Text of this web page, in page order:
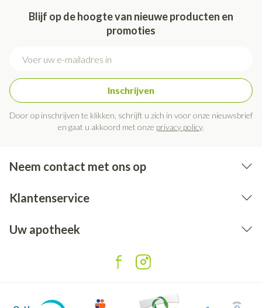
Blijf op de hoogte van nieuwe producten en
promoties
Inschrijven
Door op inschrijven te klikken, schrijft u zich in voor onze nieuwsbrief
en gaat u akkoord met onze privacy policy.
Neem contact met ons op
Klantenservice
Uw apotheek